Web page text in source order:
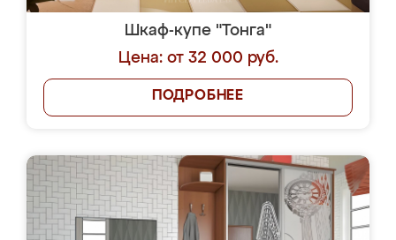
Шкаф-купе "Тонга"
Цена: от 32 000 руб.
ПОДРОБНЕЕ